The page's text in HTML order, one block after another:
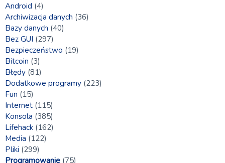
Android (4)
Archiwizacja danych (36)
Bazy danych (40)
Bez GUI (297)
Bezpieczeństwo (19)
Bitcoin (3)
Błędy (81)
Dodatkowe programy (223)
Fun (15)
Internet (115)
Konsola (385)
Lifehack (162)
Media (122)
Pliki (299)
Programowanie (75)